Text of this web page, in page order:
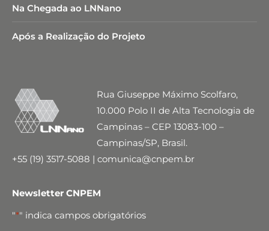
Na Chegada ao LNNano
Após a Realização do Projeto
Rua Giuseppe Máximo Scolfaro,
10.000 Polo II de Alta Tecnologia de
Campinas – CEP 13083-100 –
Campinas/SP, Brasil.
+55 (19) 3517-5088 | comunica@cnpem.br
Newsletter CNPEM
"*" indica campos obrigatórios